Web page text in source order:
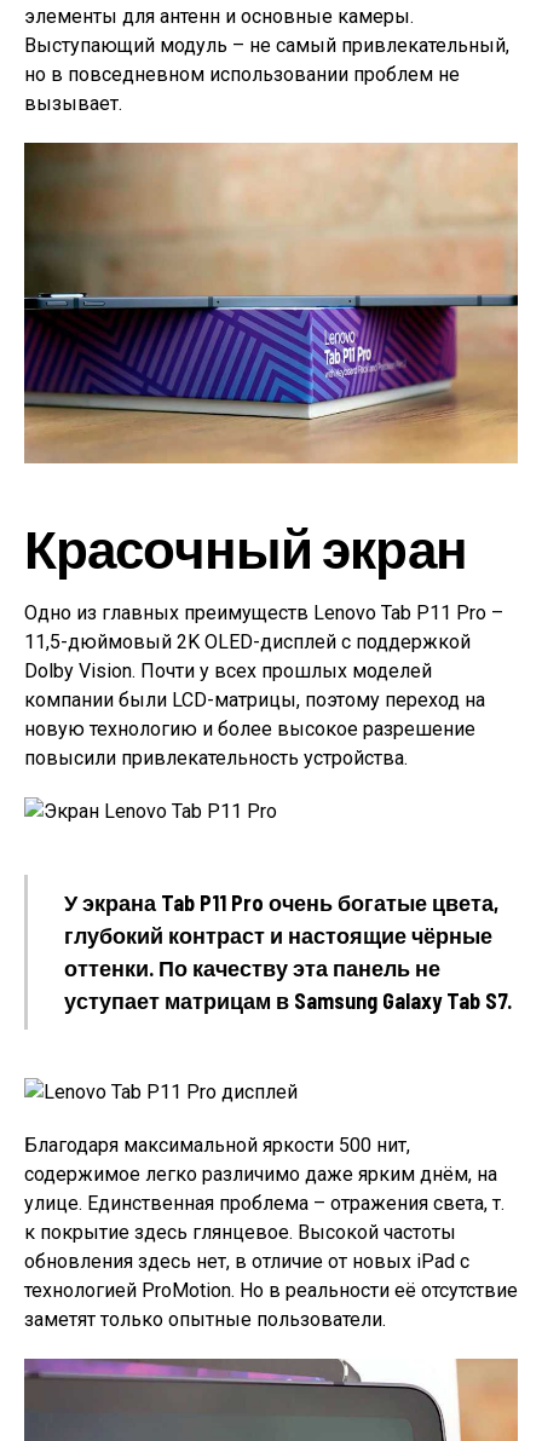
элементы для антенн и основные камеры.
Выступающий модуль – не самый привлекательный,
но в повседневном использовании проблем не
вызывает.
Красочный экран
Одно из главных преимуществ Lenovo Tab P11 Pro –
11,5-дюймовый 2K OLED-дисплей с поддержкой
Dolby Vision. Почти у всех прошлых моделей
компании были LCD-матрицы, поэтому переход на
новую технологию и более высокое разрешение
повысили привлекательность устройства.
У экрана Tab P11 Pro очень богатые цвета,
глубокий контраст и настоящие чёрные
оттенки. По качеству эта панель не
уступает матрицам в Samsung Galaxy Tab S7.
Благодаря максимальной яркости 500 нит,
содержимое легко различимо даже ярким днём, на
улице. Единственная проблема – отражения света, т.
к покрытие здесь глянцевое. Высокой частоты
обновления здесь нет, в отличие от новых iPad с
технологией ProMotion. Но в реальности её отсутствие
заметят только опытные пользователи.